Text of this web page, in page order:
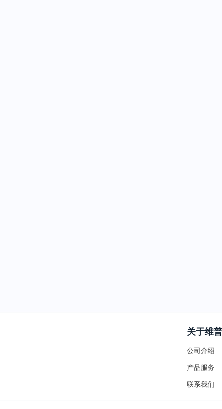
关于维普
公司介绍
产品服务
联系我们